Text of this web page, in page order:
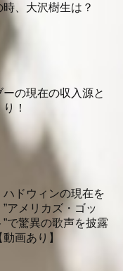
、大沢樹生は？
の現在の収入源と
！
ハドウィンの現在を
アメリカズ・ゴッ
”で驚異の歌声を披露
画あり】